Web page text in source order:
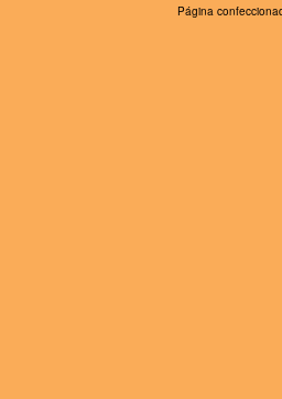
Página